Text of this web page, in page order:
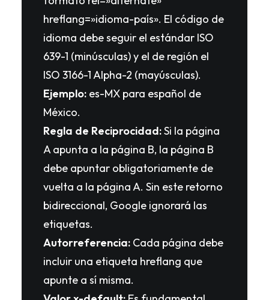
hreflang=»idioma-país». El código de
idioma debe seguir el estándar ISO
639-1 (minúsculas) y el de región el
ISO 3166-1 Alpha-2 (mayúsculas).
Ejemplo: es-MX para español de
México.
Regla de Reciprocidad:Si la página
A apunta a la página B, la página B
debe apuntar obligatoriamente de
vuelta a la página A. Sin este retorno
bidireccional, Google ignorará las
etiquetas.
Autorreferencia: Cada página debe
incluir una etiqueta hreflang que
apunte a sí misma.